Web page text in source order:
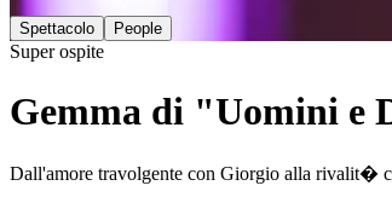
Spettacolo People
Super ospite
Gemma di "Uomini e
Dall'amore travolgente con Giorgio alla rivalit�